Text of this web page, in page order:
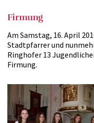
Firmung
Am Samstag, 16. April
Stadtpfarrer und
Ringhofer 13
Firmung.